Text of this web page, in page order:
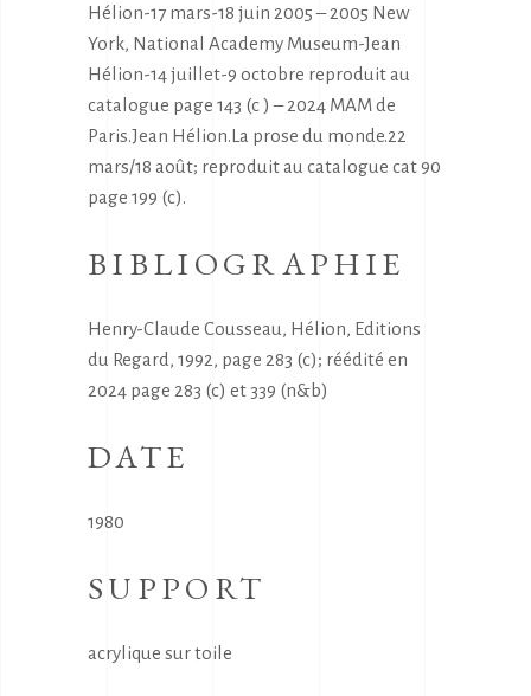
Hélion-17 mars-18 juin 2005 – 2005 New
York, National Academy Museum-Jean
Hélion-14 juillet-9 octobre reproduit au
catalogue page 143 (c ) – 2024 MAM de
Paris.Jean Hélion.La prose du monde.22
mars/18 août; reproduit au catalogue cat 90
page 199 (c).
BIBLIOGRAPHIE
Henry-Claude Cousseau, Hélion, Editions
du Regard, 1992, page 283 (c); réédité en
2024 page 283 (c) et 339 (n&b)
DATE
1980
SUPPORT
acrylique sur toile